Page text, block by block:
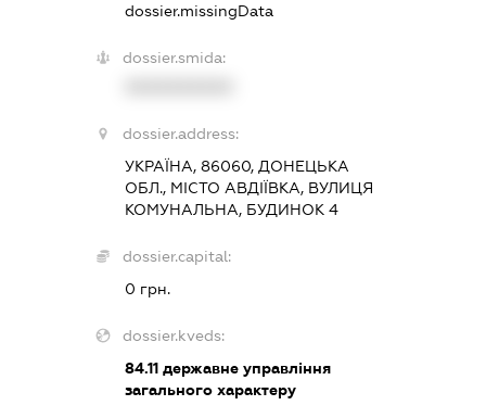
dossier.missingData
dossier.smida:
dossier.address:
УКРАЇНА, 86060, ДОНЕЦЬКА
ОБЛ., МІСТО АВДІЇВКА, ВУЛИЦЯ
КОМУНАЛЬНА, БУДИНОК 4
dossier.capital:
0 грн.
dossier.kveds:
84.11 державне управління
загального характеру